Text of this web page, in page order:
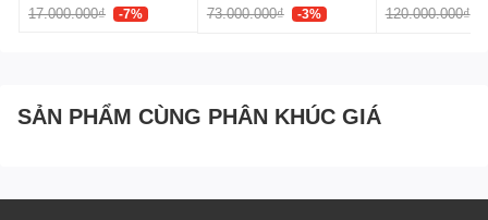
17.000.000₫ -7% 73.000.000₫ -3% 120.000.000₫
SẢN PHẨM CÙNG PHÂN KHÚC GIÁ